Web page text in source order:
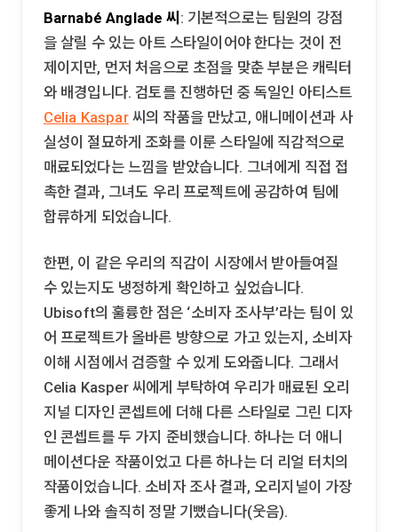
Barnabé Anglade 씨 : 기본적으로는 팀원의 강점
을 살릴 수 있는 아트 스타일이어야 한다는 것이 전
제이지만, 먼저 처음으로 초점을 맞춘 부분은 캐릭터
와 배경입니다. 검토를 진행하던 중 독일인 아티스트
Celia Kaspar씨의 작품을 만났고, 애니메이션과 사
실성이 절묘하게 조화를 이룬 스타일에 직감적으로
매료되었다는 느낌을 받았습니다. 그녀에게 직접 접
촉한 결과, 그녀도 우리 프로젝트에 공감하여 팀에
합류하게 되었습니다.
한편, 이 같은 우리의 직감이 시장에서 받아들여질
수 있는지도 냉정하게 확인하고 싶었습니다.
Ubisoft의 훌륭한 점은 ‘소비자 조사부’라는 팀이 있
어 프로젝트가 올바른 방향으로 가고 있는지, 소비자
이해 시점에서 검증할 수 있게 도와줍니다. 그래서
Celia Kasper 씨에게 부탁하여 우리가 매료된 오리
지널 디자인 콘셉트에 더해 다른 스타일로 그린 디자
인 콘셉트를 두 가지 준비했습니다. 하나는 더 애니
메이션다운 작품이었고 다른 하나는 더 리얼 터치의
작품이었습니다. 소비자 조사 결과, 오리지널이 가장
좋게 나와 솔직히 정말 기뻤습니다(웃음).